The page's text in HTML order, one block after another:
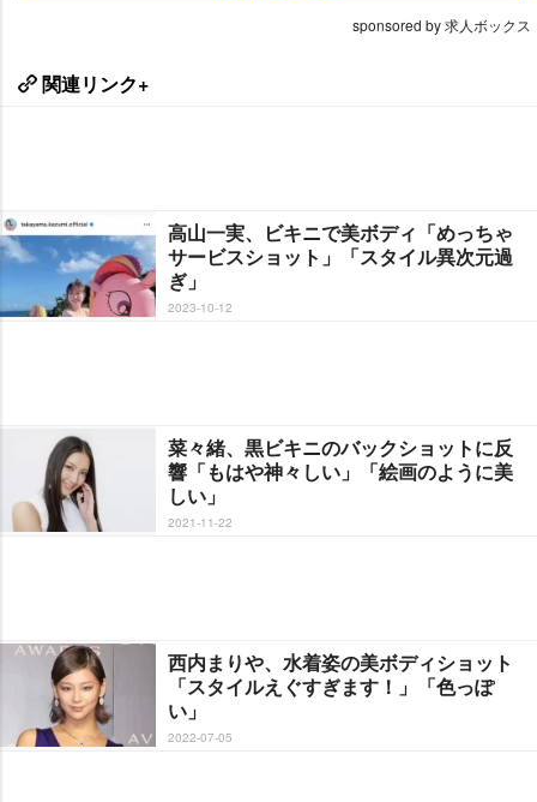
sponsored by 求人ボックス
関連リンク+
高山一実、ビキニで美ボディ「めっちゃ
サービスショット」「スタイル異次元過
ぎ」
2023-10-12
菜々緒、黒ビキニのバックショットに反
響「もはや神々しい」「絵画のように美
しい」
2021-11-22
西内まりや、水着姿の美ボディショット
「スタイルえぐすぎます！」「色っぽ
い」
2022-07-05